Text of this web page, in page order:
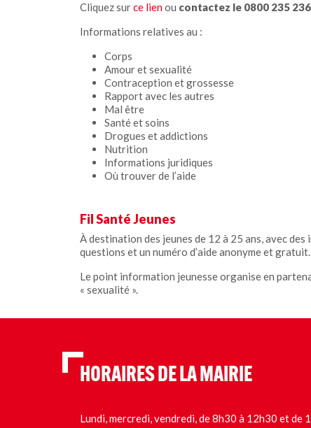
Cliquez surce lienou contactez le 0800 235 236
Informations relatives au :
Corps
Amour et sexualité
Contraception et grossesse
Rapport avec les autres
Mal être
Santé et soins
Drogues et addictions
Nutrition
Informations juridiques
Où trouver de l’aide
Fil Santé Jeunes
À destination des jeunes de 12 à 25 ans, avec
questions et un numéro d’aide anonyme et gratuit.
Le point information jeunesse organise en
« sexualité ».
HORAIRES DE LA MAIRIE
Lundi, mercredi, vendredi, de 8h30 à 12h30 et de